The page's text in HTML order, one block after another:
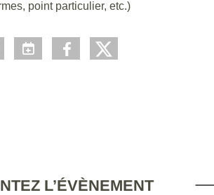
point particulier, etc.)
L’ÉVÈNEMENT